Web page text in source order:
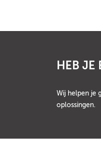
HEB JE
Wij helpen je
oplossingen.